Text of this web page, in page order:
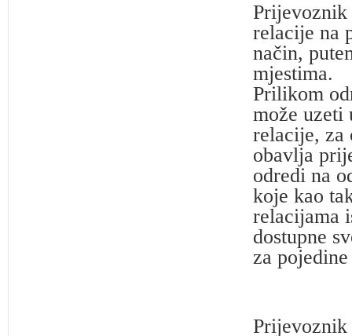
Prijevoznik
relacije na
način,
mjestima.
Prilikom
može uzeti
relacije, za
obavlja
odredi na
koje kao
relacijama
dostupne
za
Prijevoznik